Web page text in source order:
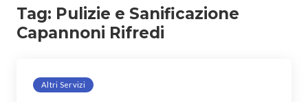
Tag: Pulizie e Sanificazione
Capannoni Rifredi
Altri Servizi